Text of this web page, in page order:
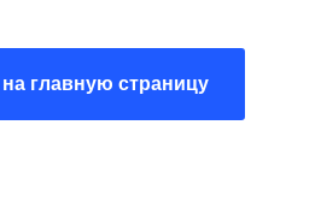
главную страницу